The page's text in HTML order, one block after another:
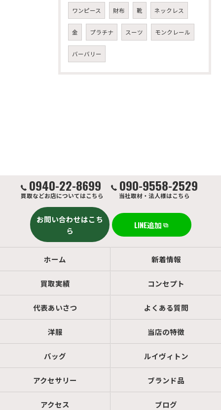
ワンピース 財布 靴 ネックレス
金 プラチナ スーツ モンクレール
バーバリー
0940-22-8699
買取などお店についてはこちら
090-9558-2529
当社取材・法人様はこちら
お問い合わせはこち
ら
LINE追加
ホーム 新着情報
買取実績 コンセプト
代表あいさつ よくある質問
洋服 当店の特徴
バッグ ルイヴィトン
アクセサリー ブランド品
アクセス ブログ